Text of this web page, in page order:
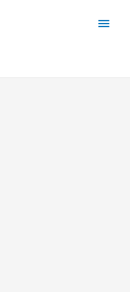
主